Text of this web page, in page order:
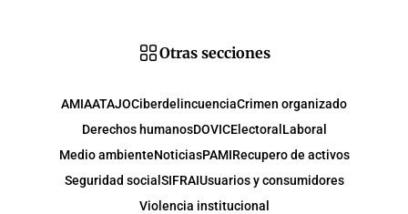
Otras secciones
AMIAATAJOCiberdelincuenciaCrimen organizado
Derechos humanosDOVICElectoral Laboral
Medio ambienteNoticiasPAMIRecupero de activos
Seguridad social SIFRAIUsuarios y consumidores
Violencia institucional